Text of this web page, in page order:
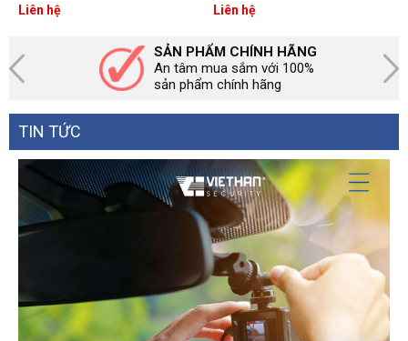
2230]
Liên hệ
60T
Liên hệ
SẢN PHẨM CHÍNH HÃNG
An tâm mua sắm với 100%
sản phẩm chính hãng
TIN TỨC